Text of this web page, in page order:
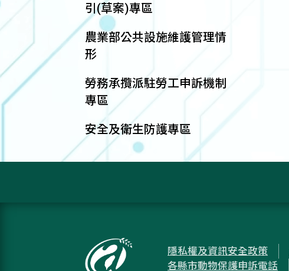
引(草案)專區
農業部公共設施維護管理情
形
勞務承攬派駐勞工申訴機制
專區
安全及衛生防護專區
隱私權及資訊安全政策
各縣市動物保護申訴電話